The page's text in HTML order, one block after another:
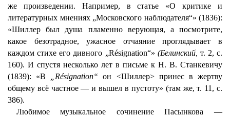
же произведении. Например, в статье «О критике и
литературных мнениях „Московского наблюдателя“» (1836):
«Шиллер был душа пламенно верующая, а посмотрите,
какое безотрадное, ужасное отчаяние проглядывает в
каждом стихе его дивного „Résignation“» (Белинский, т. 2, с.
160). И спустя несколько лет в письме к Н. В. Станкевичу
(1839): «В
„Résignation“он <Шиллер> принес в жертву
общему всё частное — и вышел в пустоту» (там же, т. 11, с.
386).
Любимое музыкальное сочинение Пасынкова —